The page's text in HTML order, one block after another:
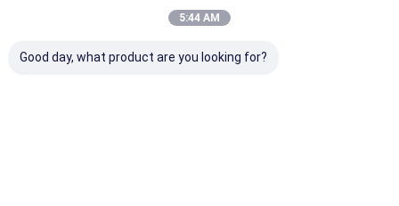
5:44 AM
Good day, what product are you looking for?